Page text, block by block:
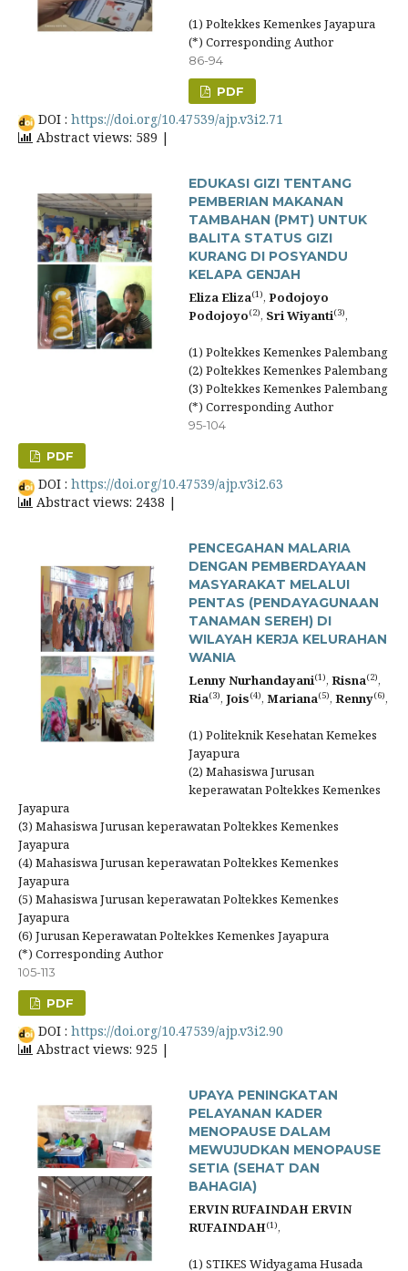
(1) Poltekkes Kemenkes Jayapura
(*) Corresponding Author
86-94
PDF
DOI : https://doi.org/10.47539/ajp.v3i2.71
Abstract views: 589 |
EDUKASI GIZI TENTANG
PEMBERIAN MAKANAN
TAMBAHAN (PMT) UNTUK
BALITA STATUS GIZI
KURANG DI POSYANDU
KELAPA GENJAH
Eliza Eliza(1), Podojoyo
Podojoyo(2), Sri Wiyanti(3),
(1) Poltekkes Kemenkes Palembang
(2) Poltekkes Kemenkes Palembang
(3) Poltekkes Kemenkes Palembang
(*) Corresponding Author
95-104
PDF
DOI : https://doi.org/10.47539/ajp.v3i2.63
Abstract views: 2438 |
PENCEGAHAN MALARIA
DENGAN PEMBERDAYAAN
MASYARAKAT MELALUI
PENTAS (PENDAYAGUNAAN
TANAMAN SEREH) DI
WILAYAH KERJA KELURAHAN
WANIA
Lenny Nurhandayani(1), Risna(2),
Ria(3), Jois(4), Mariana(5), Renny(6),
(1) Politeknik Kesehatan Kemekes
Jayapura
(2) Mahasiswa Jurusan
keperawatan Poltekkes Kemenkes
Jayapura
(3) Mahasiswa Jurusan keperawatan Poltekkes Kemenkes
Jayapura
(4) Mahasiswa Jurusan keperawatan Poltekkes Kemenkes
Jayapura
(5) Mahasiswa Jurusan keperawatan Poltekkes Kemenkes
Jayapura
(6) Jurusan Keperawatan Poltekkes Kemenkes Jayapura
(*) Corresponding Author
105-113
PDF
DOI : https://doi.org/10.47539/ajp.v3i2.90
Abstract views: 925 |
UPAYA PENINGKATAN
PELAYANAN KADER
MENOPAUSE DALAM
MEWUJUDKAN MENOPAUSE
SETIA (SEHAT DAN
BAHAGIA)
ERVIN RUFAINDAH ERVIN
RUFAINDAH(1),
(1) STIKES Widyagama Husada